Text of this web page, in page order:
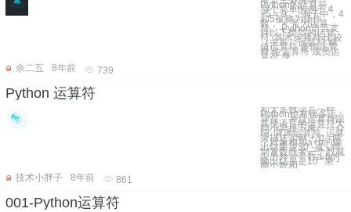
Python的运算符。
举个简单的例子 4
+5 = 9 。 例子中，4
和5被称为操作
数，"+"号为运算
符。 Python语言支
持以下类型的运算
符: 算术运算符 比较
（关系）运算符 赋
值运算符 逻辑运算
符 位运算符 成员运
算符 身
余二五
8年前 739
Python 运算符
和大多数语言一样，
Python也有很多运
算符，并且运算符跟
其他语言的运算符大
同小异接下来一一介
绍: 算术运算符: 运算
符描述实例 +加 - 两
个对象相加a+b的输
出结果是30 -减 - 得
到复数或者一个数减
去另外一个数a-b的
输出结果是10 *乘 -
两个数相
技术小胖子
8年前 861
001-Python运算符